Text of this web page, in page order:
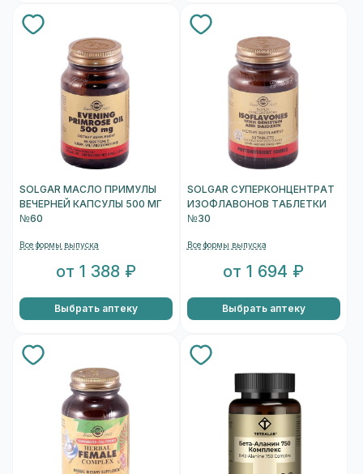
SOLGAR МАСЛО ПРИМУЛЫ
ВЕЧЕРНЕЙ КАПСУЛЫ 500 МГ
№60
Все формы выпуска
от 1 388 ₽
Выбрать аптеку
SOLGAR СУПЕРКОНЦЕНТРАТ
ИЗОФЛАВОНОВ ТАБЛЕТКИ
№30
Все формы выпуска
от 1 694 ₽
Выбрать аптеку